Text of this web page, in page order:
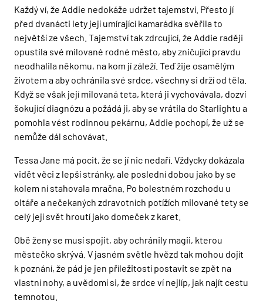
Každý ví, že Addie nedokáže udržet tajemství. Přesto jí
před dvanácti lety její umírající kamarádka svěřila to
největší ze všech. Tajemství tak zdrcující, že Addie raději
opustila své milované rodné město, aby zničující pravdu
neodhalila někomu, na kom jí záleží. Teď žije osamělým
životem a aby ochránila své srdce, všechny si drží od těla.
Když se však její milovaná teta, která ji vychovávala, dozví
šokující diagnózu a požádá ji, aby se vrátila do Starlightu a
pomohla vést rodinnou pekárnu, Addie pochopí, že už se
nemůže dál schovávat.
Tessa Jane má pocit, že se jí nic nedaří. Vždycky dokázala
vidět věci z lepší stránky, ale poslední dobou jako by se
kolem ní stahovala mračna. Po bolestném rozchodu u
oltáře a nečekaných zdravotních potížích milované tety se
celý její svět hroutí jako domeček z karet.
Obě ženy se musí spojit, aby ochránily magii, kterou
městečko skrývá. V jasném světle hvězd tak mohou dojít
k poznání, že pád je jen příležitostí postavit se zpět na
vlastní nohy, a uvědomí si, že srdce ví nejlíp, jak najít cestu
temnotou.